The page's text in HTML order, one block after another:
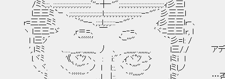
/ミﾐ;:;､;:;:;:;:;:;:;:;:;:;:;:;:;ﾞ''‐┼‐''";:;:;:;:;:;:;:;:;:;:;:;:;:;:;:ｨ彡三l
l三三ミ`ｰ ､;:;:;:;:;:;:;:;:;:;:;:l;:;:;:;:;:;:;:;:;:;:;:;:;-‐''"´彡三三l
r=三三ミﾐ ｀ﾞ''ｰ-､;:;:l;:;:;:::-‐''"´ ｨ彡三三lr‐､
ヽ l三三ﾆゞ ,r＝=､ ￣ ,-‐=､ ﾞヾﾆ三三ｌr, l
l l三ｼ´ `ﾞﾞﾞﾞﾞ′ `ｰ'''" ｀`彡=l: /
',.ｌミﾐ ､....__,,,..,,,,,,,_ 丿 ､ _,,,,,,..,,,,,,_. l三/./ アデ
l.ヾﾐ '《_ヾﾟﾂヽ､ : i:"´,ｨ'ヾﾟﾂ_,,ゝ lミi l
ヽ_ヾ. ヽ､ ｀ﾞ'''"´ノ l l::. ヽ｀`'''" .ノ lミl,ノ
｀ﾐ, ｀ﾞﾞﾞﾞﾞ"´ , .l |::. ｀ﾞﾞ'''''" .lミ' …